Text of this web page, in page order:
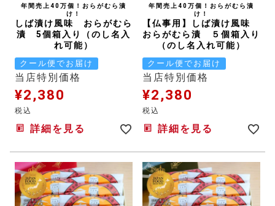
年間売上40万個！おらがむら漬
け！
しば漬け風味 おらがむら
漬 5個箱入り（のし名入
れ可能）
クール便でお届け
当店特別価格
¥2,380
税込
詳細を見る
年間売上40万個！おらがむら漬
け！
【仏事用】しば漬け風味
おらがむら漬 ５個箱入り
（のし名入れ可能）
クール便でお届け
当店特別価格
¥2,380
税込
詳細を見る